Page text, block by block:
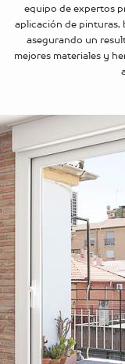
equipo de expertos
aplicación de pinturas,
asegurando un
mejores materiales y